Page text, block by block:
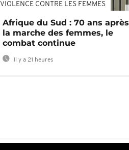
VIOLENCE CONTRE LES FEMMES
Afrique du Sud : 70 ans après
la marche des femmes, le
combat continue
Il y a 21 heures